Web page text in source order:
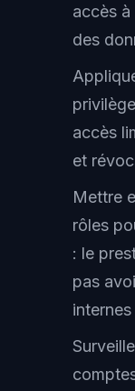
accès
des
accès
et
Mettre
rôles
: le
pas
internes